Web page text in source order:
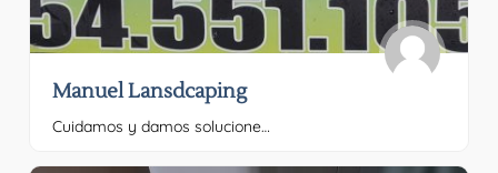
Manuel Lansdcaping
Cuidamos y damos soluciones para tu jardin! El Por favor, proporciona el texto que quieres traducir.